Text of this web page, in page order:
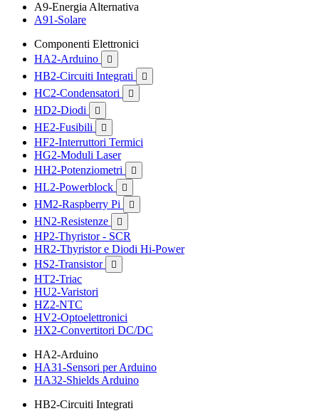
A9-Energia Alternativa
A91-Solare
Componenti Elettronici
HA2-Arduino

HB2-Circuiti Integrati 
HC2-Condensatori 
HD2-Diodi 
HE2-Fusibili 
HF2-Interruttori Termici
HG2-Moduli Laser
HH2-Potenziometri

HL2-Powerblock 
HM2-Raspberry Pi 
HN2-Resistenze 
HP2-Thyristor - SCR
HR2-Thyristor e Diodi Hi-Power
HS2-Transistor

HT2-Triac
HU2-Varistori
HZ2-NTC
HV2-Optoelettronici
HX2-Convertitori DC/DC
HA2-Arduino
HA31-Sensori per Arduino
HA32-Shields Arduino
HB2-Circuiti Integrati